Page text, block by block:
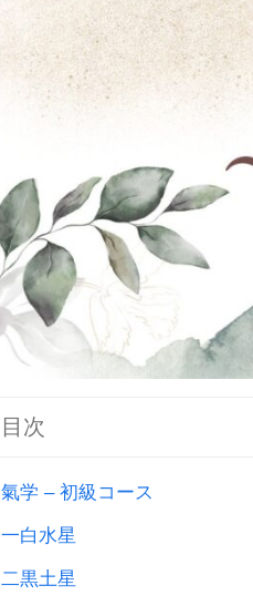
目次
氣学 – 初級コース
一白水星
二黒土星